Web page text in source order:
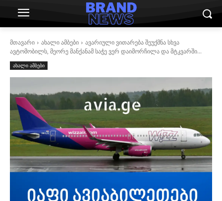
მთავარი ახალი ამბები
ავარიული ვითარება შეუქმნა სხვა
ავტომობილს, მეორე მანქანამ საჭე ვერ დაიმორჩილა და მტკვარში...
ახალი ამბები